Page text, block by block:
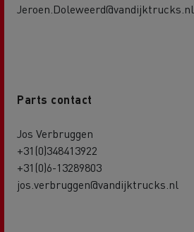
Jeroen.Doleweerd@vandijktrucks.nl
Parts contact
Jos Verbruggen
+31(0)348413922
+31(0)6-13289803
jos.verbruggen@vandijktrucks.nl